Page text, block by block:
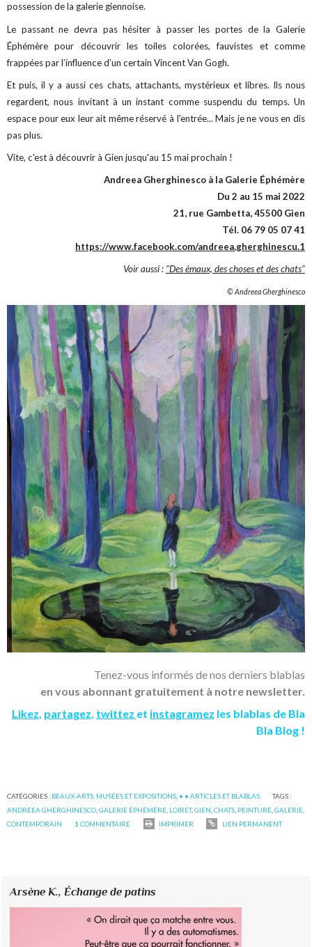
possession de la galerie giennoise.
Le passant ne devra pas hésiter à passer les portes de la Galerie
Éphémère pour découvrir les toiles colorées, fauvistes et comme
frappées par l’influence d’un certain Vincent Van Gogh.
Et puis, il y a aussi ces chats, attachants, mystérieux et libres. Ils nous
regardent, nous invitant à un instant comme suspendu du temps. Un
espace pour eux leur ait même réservé à l'entrée... Mais je ne vous en dis
pas plus.
Vite, c'est à découvrir à Gien jusqu'au 15 mai prochain !
Andreea Gherghinesco à la Galerie Éphémère
Du 2 au 15 mai 2022
21, rue Gambetta, 45500 Gien
Tél. 06 79 05 07 41
https://www.facebook.com/andreea.gherghinescu.1
Voir aussi : "Des émaux, des choses et des chats"
© Andreea Gherghinesco
Tenez-vous informés de nos derniers blablas
en vous abonnant gratuitement à notre newsletter.
Likez, partagez, twittez et instagramez les blablas de Bla
Bla Blog !
CATÉGORIES : BEAUX-ARTS, MUSÉES ET EXPOSITIONS • • ARTICLES ET BLABLAS
TAGS :
ANDREEA GHERGHINESCO ,GALERIE ÉPHÉMÈRE LOIRET,GIEN ,CHATS PEINTURE ,GALERIE
CONTEMPORAIN
1 COMMENTAIRE IMPRIMER LIEN PERMANENT
Arsène K.,Échange de patins